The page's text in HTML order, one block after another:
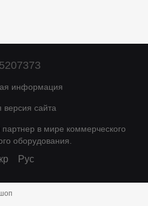
информация
версия сайта
в мире коммерческого
оборудования.
Рус